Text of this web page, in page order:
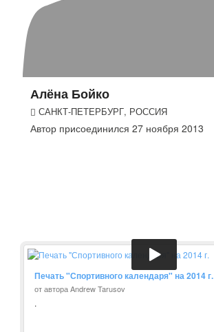
Алёна Бойко
САНКТ-ПЕТЕРБУРГ, РОССИЯ
Автор присоединился 27 ноября 2013
Печать "Спортивного календаря" на 2014 г.
от автора Andrew Tarusov
.